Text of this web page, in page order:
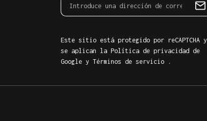
Este sitio está protegido por reCAPTCHA y
se aplican la Política de privacidad de
Google y Términos de servicio .